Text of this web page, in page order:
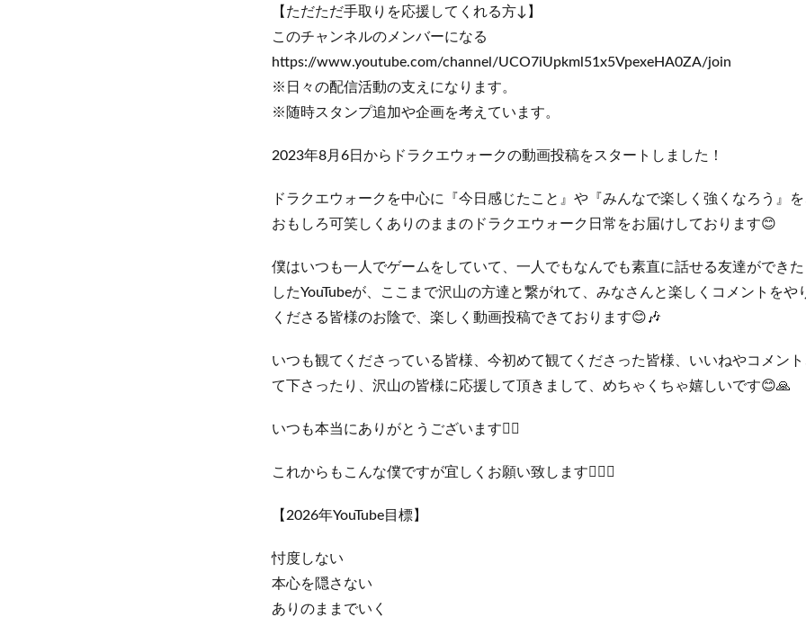
【ただただ手取りを応援してくれる方↓】
このチャンネルのメンバーになる
https://www.youtube.com/channel/UCO7iUpkml51x5VpexeHA0ZA/join
※日々の配信活動の支えになります。
※随時スタンプ追加や企画を考えています。
2023年8月6日からドラクエウォークの動画投稿をスタートしました！
ドラクエウォークを中心に『今日感じたこと』や『みんなで楽しく強くなろう』
おもしろ可笑しくありのままのドラクエウォーク日常をお届けしております😊
僕はいつも一人でゲームをしていて、一人でもなんでも素直に話せる友達ができ
したYouTubeが、ここまで沢山の方達と繋がれて、みなさんと楽しくコメントをや
くださる皆様のお陰で、楽しく動画投稿できております😊🎶
いつも観てくださっている皆様、今初めて観てくださった皆様、いいねやコメン
て下さったり、沢山の皆様に応援して頂きまして、めちゃくちゃ嬉しいです😊🙏
いつも本当にありがとうございます🙇‍♂️
これからもこんな僕ですが宜しくお願い致します🙇‍♂️✨
【2026年YouTube目標】
忖度しない
本心を隠さない
ありのままでいく